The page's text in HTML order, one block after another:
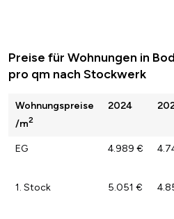
Preise für Wohnungen in
pro qm nach Stockwerk
Wohnungspreise
/m2
2024
EG 4.989 €
1. Stock 5.051 €